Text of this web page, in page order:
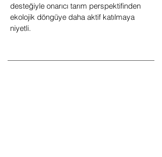
desteğiyle onarıcı tarım perspektifinden
ekolojik döngüye daha aktif katılmaya
niyetli.